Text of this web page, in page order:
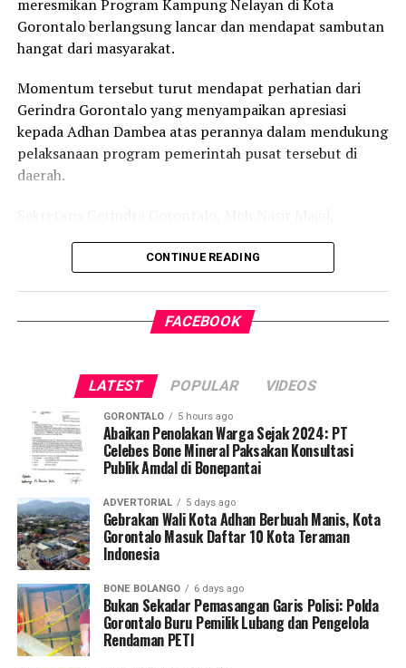
meresmikan Program Kampung Nelayan di Kota
Gorontalo berlangsung lancar dan mendapat sambutan
hangat dari masyarakat.
Momentum tersebut turut mendapat perhatian dari
Gerindra Gorontalo yang menyampaikan apresiasi
kepada Adhan Dambea atas perannya dalam mendukung
pelaksanaan program pemerintah pusat tersebut di
daerah.
pemerintah daerah menjadi faktor penting dalam
nelayan.
Dambea dalam memfasilitasi serta mendukung Program
Kampung Nelayan di Kota Gorontalo. Kehadiran
Presiden Prabowo meresmikan langsung program ini
menjadi kebanggaan bagi masyarakat Gorontalo,” ujar
Moh Nasir Majid.
CONTINUE READING
FACEBOOK
LATEST POPULAR VIDEOS
GORONTALO 5 hours ago
Abaikan Penolakan Warga Sejak 2024: PT
Celebes Bone Mineral Paksakan Konsultasi
Publik Amdal di Bonepantai
ADVERTORIAL 5 days ago
Gebrakan Wali Kota Adhan Berbuah Manis, Kota
Gorontalo Masuk Daftar 10 Kota Teraman
Indonesia
BONE BOLANGO 6 days ago
Bukan Sekadar Pemasangan Garis Polisi: Polda
Gorontalo Buru Pemilik Lubang dan Pengelola
Rendaman PETI